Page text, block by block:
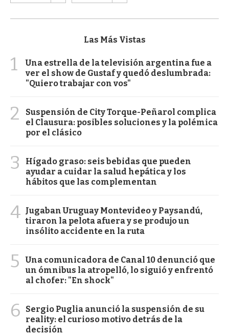
Las Más Vistas
1
Una estrella de la televisión argentina fue a
ver el show de Gustaf y quedó deslumbrada:
"Quiero trabajar con vos"
2
Suspensión de City Torque-Peñarol complica
el Clausura: posibles soluciones y la polémica
por el clásico
3
Hígado graso: seis bebidas que pueden
ayudar a cuidar la salud hepática y los
hábitos que las complementan
4 Jugaban Uruguay Montevideo y Paysandú,
tiraron la pelota afuera y se produjo un
insólito accidente en la ruta
5
Una comunicadora de Canal 10 denunció que
un ómnibus la atropelló, lo siguió y enfrentó
al chofer: "En shock"
6
Sergio Puglia anunció la suspensión de su
reality: el curioso motivo detrás de la
decisión